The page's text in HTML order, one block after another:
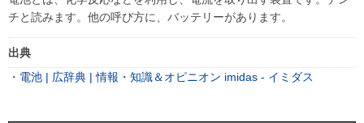
チと読みます。他の呼び方に、バッテリーがあります。
出典
・ 電池 | 広辞典 | 情報・知識＆オピニオン imidas - イミダス